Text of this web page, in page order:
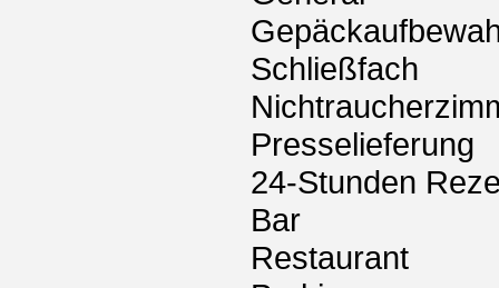
Schließfach
Presselieferung
24-Stunden
Bar
Restaurant